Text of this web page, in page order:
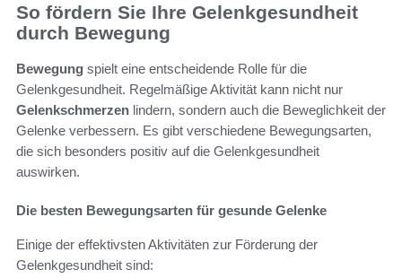
So fördern Sie Ihre Gelenkgesundheit
durch Bewegung
Bewegung spielt eine entscheidende Rolle für die
Gelenkgesundheit. Regelmäßige Aktivität kann nicht nur
Gelenkschmerzen lindern, sondern auch die Beweglichkeit der
Gelenke verbessern. Es gibt verschiedene Bewegungsarten,
die sich besonders positiv auf die Gelenkgesundheit
auswirken.
Die besten Bewegungsarten für gesunde Gelenke
Einige der effektivsten Aktivitäten zur Förderung der
Gelenkgesundheit sind: